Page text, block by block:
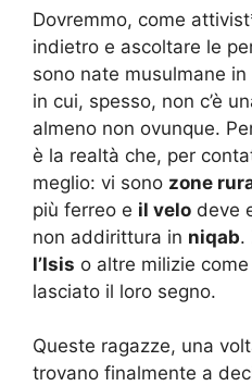
Dovremmo, come
indietro e ascoltare le
sono nate musulmane in
in cui, spesso, non c’è
almeno non ovunque.
è la realtà che, per
meglio: vi sono zone
più ferreo e il velo deve
non addirittura in niqab.
l’Isis o altre milizie come
lasciato il loro segno.
Queste ragazze, una
trovano finalmente a